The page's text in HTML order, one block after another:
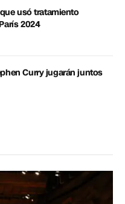
usó tratamiento
2024
Curry jugarán juntos